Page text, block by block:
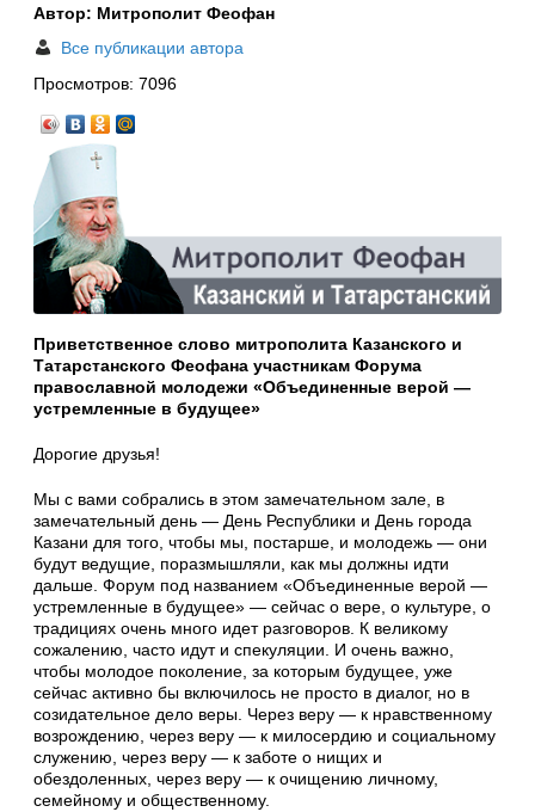
Автор: Митрополит Феофан
Все публикации автора
Просмотров: 7096
Приветственное слово митрополита Казанского и
Татарстанского Феофана участникам Форума
православной молодежи «Объединенные верой —
устремленные в будущее»
Дорогие друзья!
Мы с вами собрались в этом замечательном зале, в
замечательный день — День Республики и День города
Казани для того, чтобы мы, постарше, и молодежь — они
будут ведущие, поразмышляли, как мы должны идти
дальше. Форум под названием «Объединенные верой —
устремленные в будущее» — сейчас о вере, о культуре, о
традициях очень много идет разговоров. К великому
сожалению, часто идут и спекуляции. И очень важно,
чтобы молодое поколение, за которым будущее, уже
сейчас активно бы включилось не просто в диалог, но в
созидательное дело веры. Через веру — к нравственному
возрождению, через веру — к милосердию и социальному
служению, через веру — к заботе о нищих и
обездоленных, через веру — к очищению личному,
семейному и общественному.